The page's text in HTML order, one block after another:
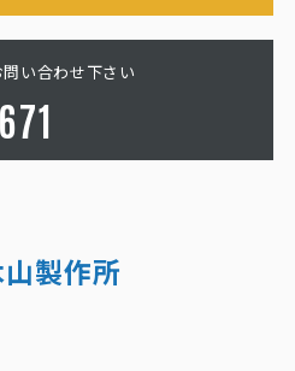
い合わせ下さい
製作所